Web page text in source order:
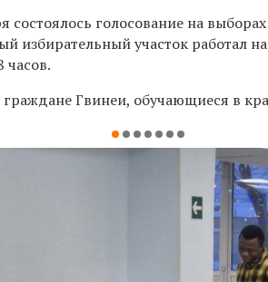
состоялось голосование на
избирательный участок работал
часов.
Гвинеи, обучающиеся в